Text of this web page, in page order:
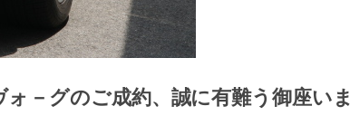
－グのご成約、誠に有難う御座いま